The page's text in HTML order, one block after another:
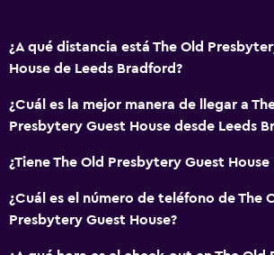
¿A qué distancia está The Old
House de Leeds Bradford?
¿Cuál es la mejor manera de llegar a
Presbytery Guest House desde Leeds
¿Tiene The Old Presbytery Guest House
¿Cuál es el número de teléfono de The
Presbytery Guest House?